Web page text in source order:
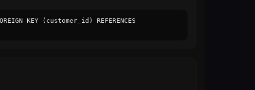
KEY (customer_id) REFERENCES